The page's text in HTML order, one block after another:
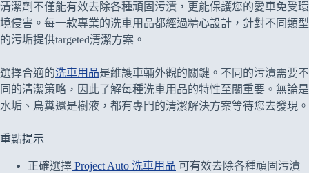
清潔劑不僅能有效去除各種頑固污漬，更能保護您的愛車免受環
境侵害。每一款專業的洗車用品都經過精心設計，針對不同類型
的污垢提供targeted清潔方案。
選擇合適的洗車用品是維護車輛外觀的關鍵。不同的污漬需要不
同的清潔策略，因此了解每種洗車用品的特性至關重要。無論是
水垢、鳥糞還是樹液，都有專門的清潔解決方案等待您去發現。
重點提示
正確選擇 Project Auto 洗車用品 可有效去除各種頑固污漬